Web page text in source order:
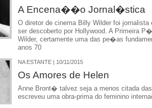
A Encena��o Jornal�stica
O diretor de cinema Billy Wilder foi
ser descoberto por Hollywood. A Primeira
Wilder, certamente uma das pe�as
anos 70
NA ESTANTE | 10/11/2015
Os Amores de Helen
Anne Bront� talvez seja a menos citada
escreveu uma obra-prima do feminino